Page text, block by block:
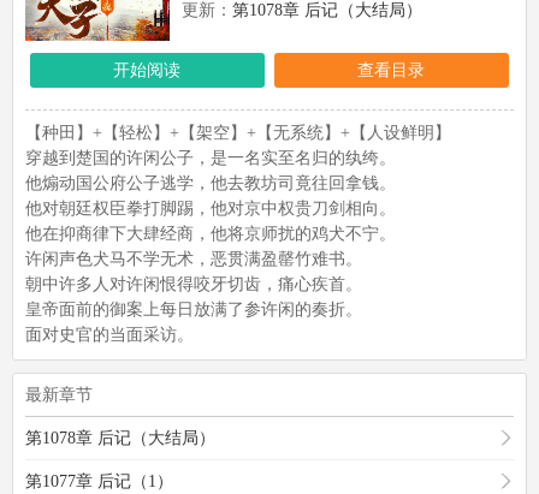
更新： 第1078章 后记（大结局）
开始阅读 查看目录
【种田】+【轻松】+【架空】+【无系统】+【人设鲜明】
穿越到楚国的许闲公子，是一名实至名归的纨绔。
他煽动国公府公子逃学，他去教坊司竟往回拿钱。
他对朝廷权臣拳打脚踢，他对京中权贵刀剑相向。
他在抑商律下大肆经商，他将京师扰的鸡犬不宁。
许闲声色犬马不学无术，恶贯满盈罄竹难书。
朝中许多人对许闲恨得咬牙切齿，痛心疾首。
皇帝面前的御案上每日放满了参许闲的奏折。
面对史官的当面采访。
最新章节
第1078章 后记（大结局）
第1077章 后记（1）